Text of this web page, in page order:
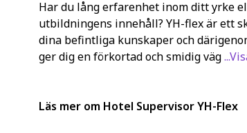
Har du lång erfarenhet inom ditt yrke
utbildningens innehåll? YH-flex är ett
dina befintliga kunskaper och
ger dig en förkortad och smidig väg
Läs mer om Hotel Supervisor YH-Flex